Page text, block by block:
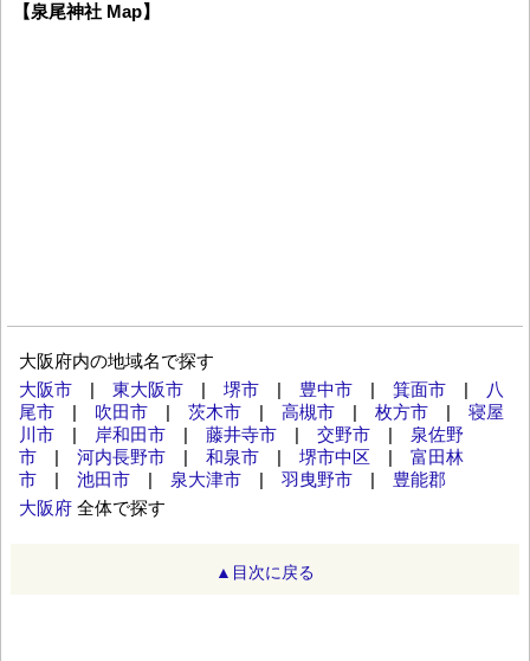
【泉尾神社 Map】
大阪府内の地域名で探す
大阪市
東大阪市 堺市 豊中市 箕面市
八
尾市
吹田市 茨木市 高槻市 枚方市
寝屋
川市
岸和田市 藤井寺市 交野市
泉佐野
市
河内長野市 和泉市 堺市中区
富田林
市
池田市 泉大津市 羽曳野市
豊能郡
大阪府 全体で探す
▲目次に戻る